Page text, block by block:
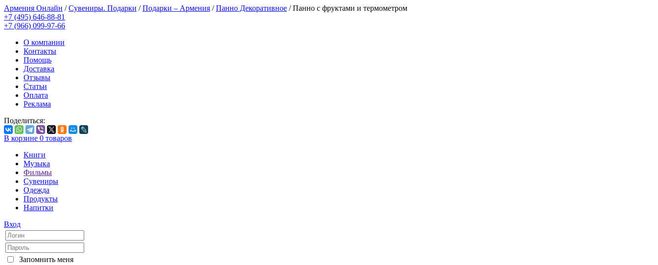
Армения Онлайн /Сувениры. Подарки /Подарки – Армения /Панно Декоративное /Панно с фруктами и термометром
+7 (495) 646-88-81
+7 (966) 099-97-66
О компании
Контакты
Помощь
Доставка
Отзывы
Статьи
Оплата
Реклама
Поделиться:
В корзине 0 товаров
Книги
Музыка
Фильмы
Сувениры
Одежда
Продукты
Напитки
Вход
Запомнить меня